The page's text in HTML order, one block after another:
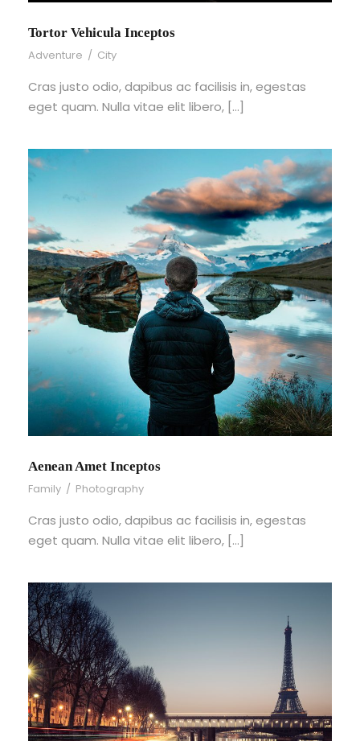
Tortor Vehicula Inceptos
Adventure / City
Cras justo odio, dapibus ac facilisis in, egestas
eget quam. Nulla vitae elit libero, […]
Aenean Amet Inceptos
Family / Photography
Cras justo odio, dapibus ac facilisis in, egestas
eget quam. Nulla vitae elit libero, […]